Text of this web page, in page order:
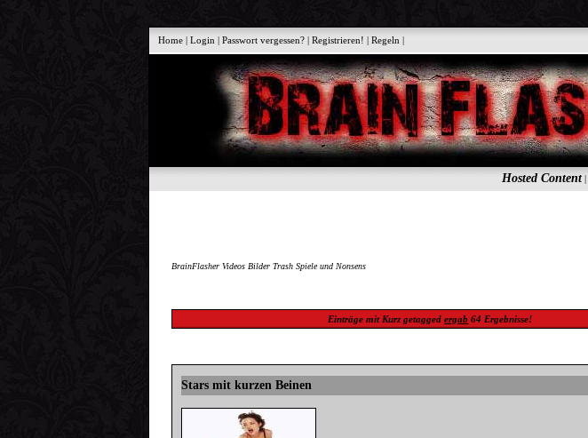
Home |Login |Passwort vergessen? |Registrieren! |Regeln |
Hosted Content|
BrainFlasher Videos Bilder Trash Spiele und Nonsens
Einträge mit Kurz getaggedergab 64 Ergebnisse!
Stars mit kurzen Beinen